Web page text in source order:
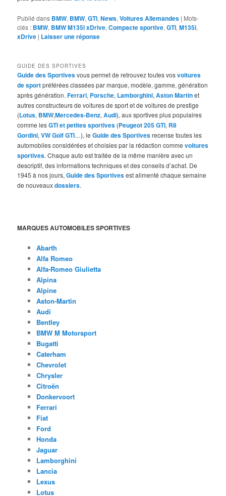
Publié dans BMW, BMW,GTI,News,Voitures Allemandes | Mots-
clés : BMW, BMW M135i xDrive,Compacte sportive,GTI,M135i,
xDrive | Laisser une réponse
GUIDE DES SPORTIVES
Guide des Sportivesvous permet de retrouvez toutes vosvoitures
de sportpréférées classées par marque, modèle, gamme, génération
après génération.Ferrari, Porsche, Lamborghini,Aston Martinet
autres constructeurs de voitures de sport et de voitures de prestige
(Lotus, BMW,Mercedes-Benz,Audi), aux sportives plus populaires
comme lesGTI et petites sportives (Peugeot 205 GTI, R8
Gordini,VW Golf GTI…), leGuide des Sportivesrecense toutes les
automobiles considérées et choisies par la rédaction commevoitures
sportives. Chaque auto est traitée de la même manière avec un
descriptif, des informations techniques et des conseils d’achat. De
1945 à nos jours,Guide des Sportivesest alimenté chaque semaine
de nouveauxdossiers.
MARQUES AUTOMOBILES SPORTIVES
Abarth
Alfa Romeo
Alfa-Romeo Giulietta
Alpina
Alpine
Aston-Martin
Audi
Bentley
BMW M Motorsport
Bugatti
Caterham
Chevrolet
Chrysler
Citroën
Donkervoort
Ferrari
Fiat
Ford
Honda
Jaguar
Lamborghini
Lancia
Lexus
Lotus